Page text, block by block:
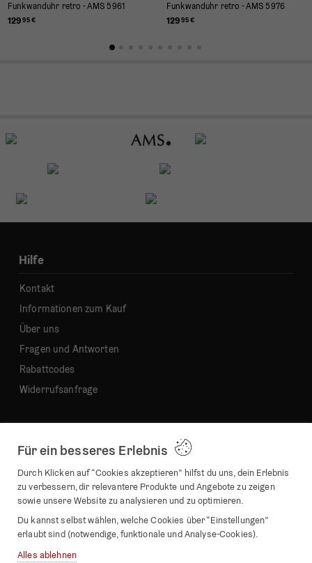
Funkwanduhr retro - AMS 5961
129 95 €
Funkwanduhr retro - AMS 5976
129 95 €
Für ein besseres Erlebnis
Durch Klicken auf “Cookies akzeptieren” hilfst du uns, dein Erlebnis
zu verbessern, dir relevantere Produkte und Angebote zu zeigen
sowie unsere Website zu analysieren und zu optimieren.
Du kannst selbst wählen, welche Cookies über “Einstellungen”
erlaubt sind (notwendige, funktionale und Analyse-Cookies).
Alles ablehnen
Hilfe
Kontakt
Informationen zum Kauf
Über uns
Fragen und Antworten
Rabattcodes
Widerrufsanfrage
Kategorien
Wanduhren
Wecker und Tischuhren
Geschenkkarten
Neu in
Verkaufshits